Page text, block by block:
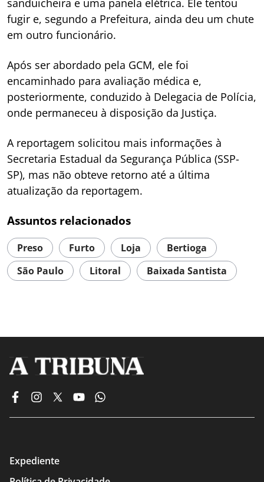
fugir e, segundo a Prefeitura, ainda deu um chute
em outro funcionário.
Após ser abordado pela GCM, ele foi
encaminhado para avaliação médica e,
posteriormente, conduzido à Delegacia de Polícia,
onde permaneceu à disposição da Justiça.
A reportagem solicitou mais informações à
Secretaria Estadual da Segurança Pública (SSP-
SP), mas não obteve retorno até a última
atualização da reportagem.
Assuntos relacionados
Preso Furto Loja
Bertioga
São Paulo
Litoral Baixada Santista
Expediente